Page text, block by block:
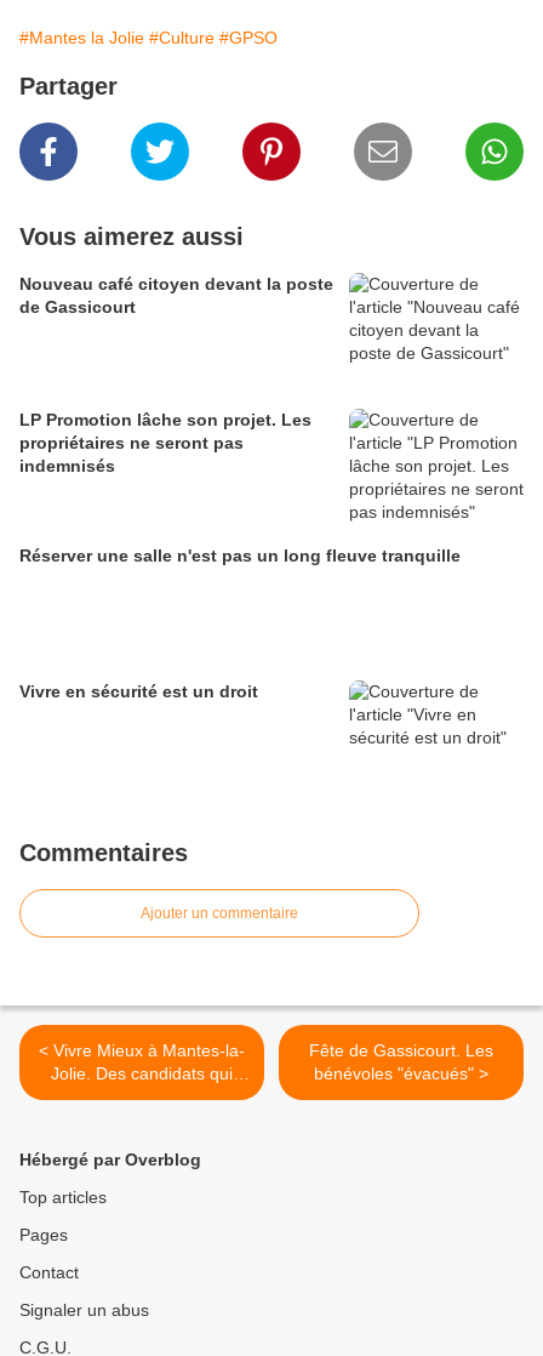
#Mantes la Jolie #Culture #GPSO
Partager
Vous aimerez aussi
Nouveau café citoyen devant la poste
de Gassicourt
LP Promotion lâche son projet. Les
propriétaires ne seront pas
indemnisés
Réserver une salle n'est pas un long fleuve tranquille
Vivre en sécurité est un droit
Commentaires
Ajouter un commentaire
< Vivre Mieux à Mantes-la-
Jolie. Des candidats qui
distribuent des enveloppes
Fête de Gassicourt. Les
bénévoles "évacués" >
Hébergé par Overblog
Top articles
Pages
Contact
Signaler un abus
C.G.U.